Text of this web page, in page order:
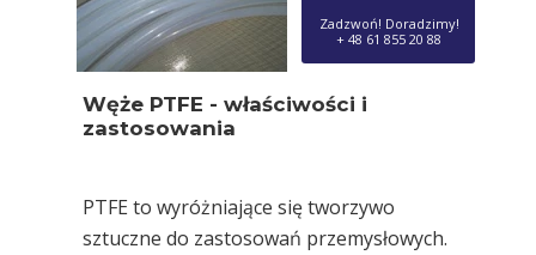
Zadzwoń! Doradzimy!
+ 48 61 855 20 88
PTFE to wyróżniające się tworzywo
sztuczne do zastosowań przemysłowych.
Węże PTFE - właściwości i
zastosowania